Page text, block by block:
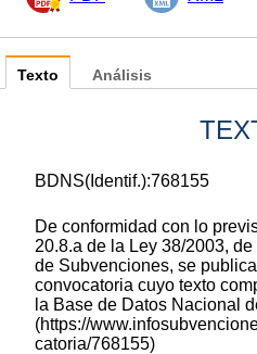
Texto
BDNS(Identif.):768155
De conformidad con lo
20.8.a de la Ley 38/2003,
de Subvenciones, se
convocatoria cuyo texto
la Base de Datos Nacional
(https://
catoria/768155)
Análisis